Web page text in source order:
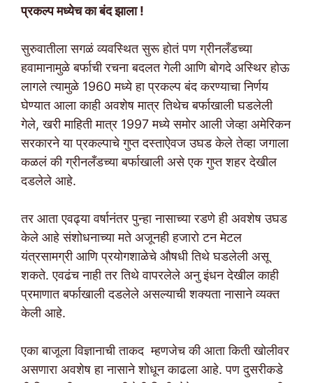
प्रकल्प मध्येच का बंद झाला !
सुरुवातीला सगळं व्यवस्थित सुरू होतं पण ग्रीनलँडच्या
हवामानामुळे बर्फाची रचना बदलत गेली आणि बोगदे अस्थिर होऊ
लागले त्यामुळे 1960 मध्ये हा प्रकल्प बंद करण्याचा निर्णय
घेण्यात आला काही अवशेष मात्र तिथेच बर्फाखाली घडलेली
गेले, खरी माहिती मात्र 1997 मध्ये समोर आली जेव्हा अमेरिकन
सरकारने या प्रकल्पाचे गुप्त दस्ताऐवज उघड केले तेव्हा जगाला
कळलं की ग्रीनलँडच्या बर्फाखाली असे एक गुप्त शहर देखील
दडलेले आहे.
तर आता एवढ्या वर्षानंतर पुन्हा नासाच्या रडणे ही अवशेष उघड
केले आहे संशोधनाच्या मते अजूनही हजारो टन मेटल
यंत्रसामग्री आणि प्रयोगशाळेचे औषधी तिथे घडलेली असू
शकते. एवढंच नाही तर तिथे वापरलेले अनु इंधन देखील काही
प्रमाणात बर्फाखाली दडलेले असल्याची शक्यता नासाने व्यक्त
केली आहे.
एका बाजूला विज्ञानाची ताकद म्हणजेच की आता किती खोलीवर
असणारा अवशेष हा नासाने शोधून काढला आहे. पण दुसरीकडे